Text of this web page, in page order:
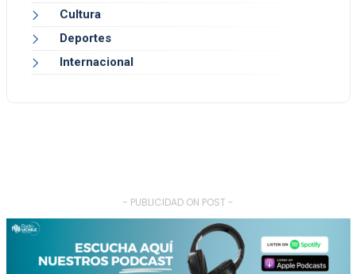
Cultura
Deportes
Internacional
- PUBLICIDAD ON POST -